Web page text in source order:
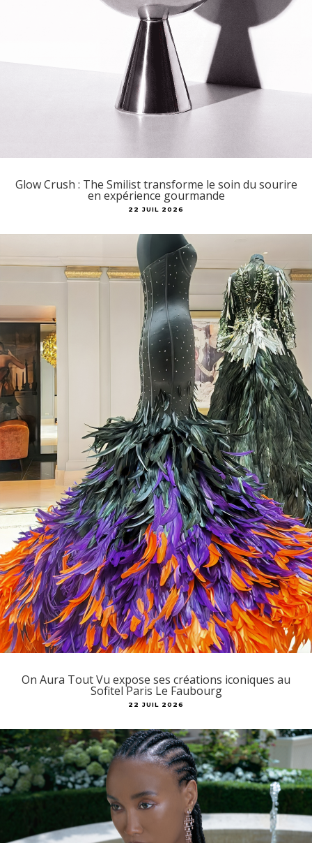
Glow Crush : The Smilist transforme le soin du sourire
en expérience gourmande
22 JUIL 2026
On Aura Tout Vu expose ses créations iconiques au
Sofitel Paris Le Faubourg
22 JUIL 2026